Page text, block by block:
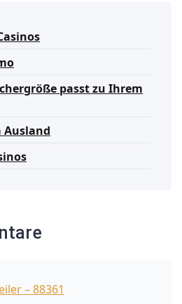
passt zu Ihrem
Ausland
– 88361